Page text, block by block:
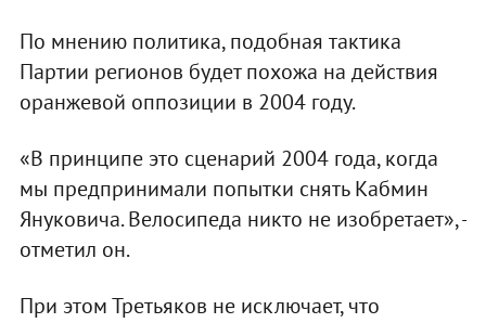
По мнению политика, подобная тактика
Партии регионов будет похожа на действия
оранжевой оппозиции в 2004 году.
«В принципе это сценарий 2004 года, когда
мы предпринимали попытки снять Кабмин
Януковича. Велосипеда никто не изобретает», -
отметил он.
При этом Третьяков не исключает, что